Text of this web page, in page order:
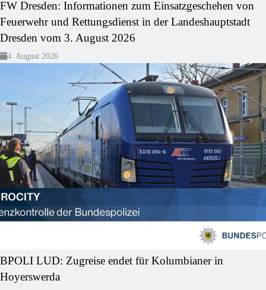
FW Dresden: Informationen zum Einsatzgeschehen von
Feuerwehr und Rettungsdienst in der Landeshauptstadt
Dresden vom 3. August 2026
4. August 2026
BPOLI LUD: Zugreise endet für Kolumbianer in
Hoyerswerda